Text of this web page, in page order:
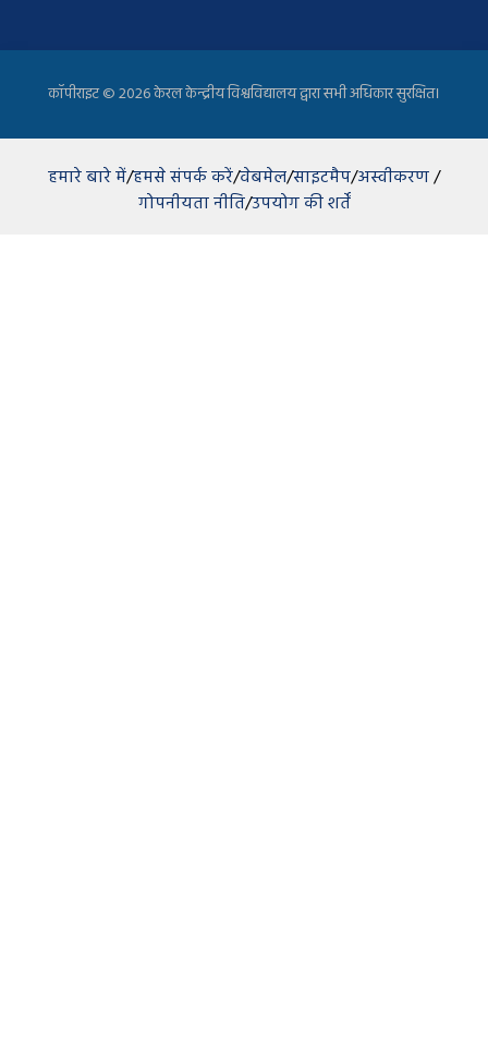
कॉपीराइट ©2026 केरल केन्द्रीय विश्वविद्यालय द्वारा सभी अधिकार सुरक्षित।
हमारे बारे में/हमसे संपर्क करें/वेबमेल/साइटमैप/अस्वीकरण/
गोपनीयता नीति/उपयोग की शर्तें